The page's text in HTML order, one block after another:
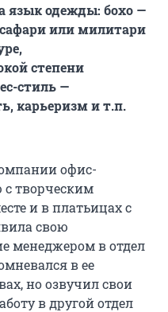
язык одежды: бохо —
или милитари
степени
стиль —
карьеризм и т.п.
офис-
творческим
и в платьицах с
свою
менеджером в отдел
в ее
но озвучил свои
в другой отдел